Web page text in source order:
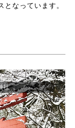
なっています。
社